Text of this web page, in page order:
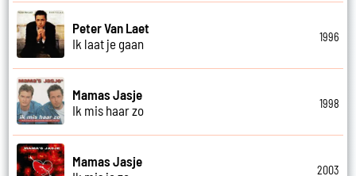
Peter Van Laet
Ik laat je gaan
1996
Mamas Jasje
Ik mis haar zo
1998
Mamas Jasje
2003